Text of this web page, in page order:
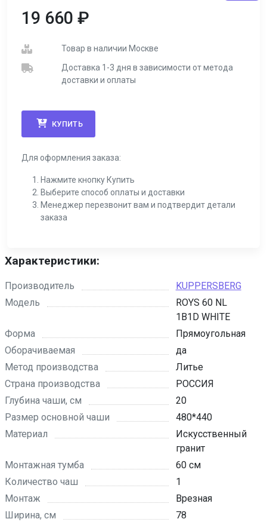
19 660 ₽
Товар в наличии Москве
Доставка 1-3 дня в зависимости от метода
доставки и оплаты
КУПИТЬ
Для оформления заказа:
Нажмите кнопку Купить
Выберите способ оплаты и доставки
Менеджер перезвонит вам и подтвердит детали
заказа
Характеристики:
Производитель
KUPPERSBERG
Модель
ROYS 60 NL
1B1D WHITE
Форма
Прямоугольная
Оборачиваемая
да
Метод производства
Литье
Страна производства
РОССИЯ
Глубина чаши, см
20
Размер основной чаши
480*440
Материал
Искусственный
гранит
Монтажная тумба
60 см
Количество чаш
1
Монтаж
Врезная
Ширина, см
78